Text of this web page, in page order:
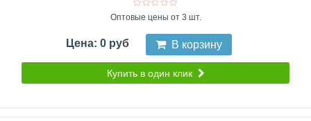
Оптовые цены от 3 шт.
Цена: 0 руб В корзину
Купить в один клик